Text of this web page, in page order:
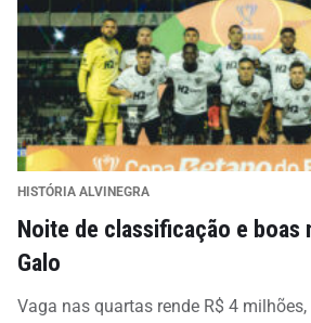
HISTÓRIA ALVINEGRA
Noite de classificação e boas
Galo
Vaga nas quartas rende R$ 4